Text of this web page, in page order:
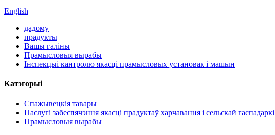
English
дадому
прадукты
Вашы галіны
Прамысловыя вырабы
Інспекцыі кантролю якасці прамысловых установак і машын
Катэгорыі
Спажывецкія тавары
Паслугі забеспячэння якасці прадуктаў харчавання і сельскай гаспадаркі
Прамысловыя вырабы